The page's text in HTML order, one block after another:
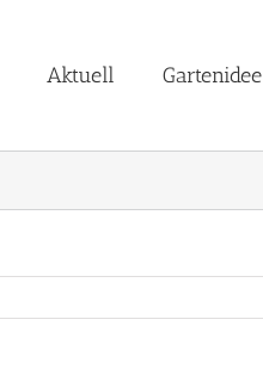
Aktuell Gartenidee